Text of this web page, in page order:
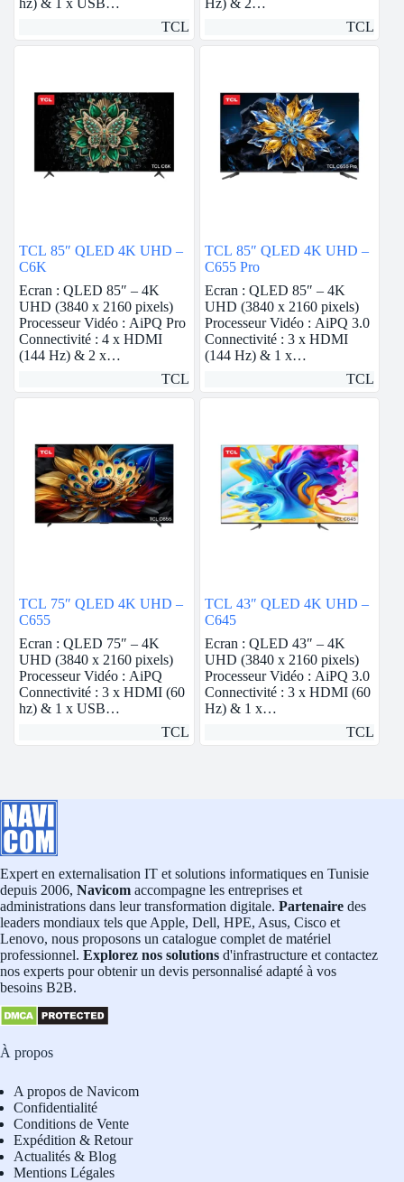
TCL
TCL
TCL 85″ QLED 4K UHD –
C6K
Ecran : QLED 85″ – 4K
UHD (3840 x 2160 pixels)
Processeur Vidéo : AiPQ Pro
Connectivité : 4 x HDMI
(144 Hz) & 2 x…
TCL
TCL 85″ QLED 4K UHD –
C655 Pro
Ecran : QLED 85″ – 4K
UHD (3840 x 2160 pixels)
Processeur Vidéo : AiPQ 3.0
Connectivité : 3 x HDMI
(144 Hz) & 1 x…
TCL
TCL 75″ QLED 4K UHD –
C655
Ecran : QLED 75″ – 4K
UHD (3840 x 2160 pixels)
Processeur Vidéo : AiPQ
Connectivité : 3 x HDMI (60
hz) & 1 x USB…
TCL
TCL 43″ QLED 4K UHD –
C645
Ecran : QLED 43″ – 4K
UHD (3840 x 2160 pixels)
Processeur Vidéo : AiPQ 3.0
Connectivité : 3 x HDMI (60
Hz) & 1 x…
TCL
Expert en externalisation IT et solutions informatiques en Tunisie
depuis 2006, Navicom accompagne les entreprises et
administrations dans leur transformation digitale. Partenaire des
leaders mondiaux tels que Apple, Dell, HPE, Asus, Cisco et
Lenovo, nous proposons un catalogue complet de matériel
professionnel. Explorez nos solutions d'infrastructure et contactez
nos experts pour obtenir un devis personnalisé adapté à vos
besoins B2B.
À propos
A propos de Navicom
Confidentialité
Conditions de Vente
Expédition & Retour
Actualités & Blog
Mentions Légales